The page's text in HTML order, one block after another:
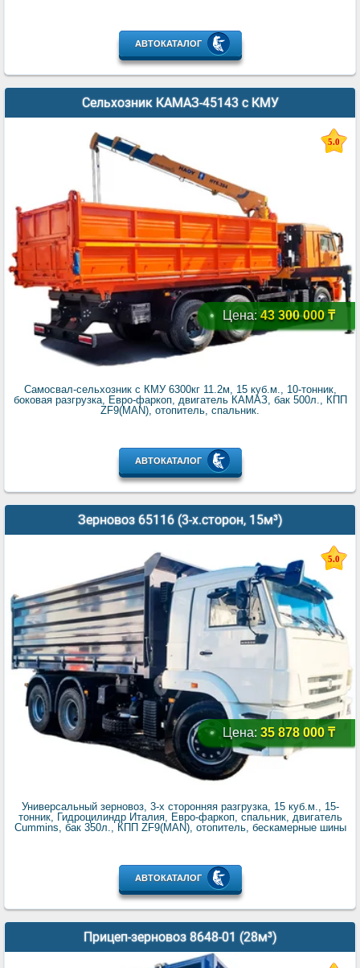
АВТОКАТАЛОГ
Сельхозник КАМАЗ-45143 с КМУ
5.0
Цена:43 300 000 ₸
Самосвал-сельхозник с КМУ 6300кг 11.2м, 15 куб.м., 10-тонник,
боковая разгрузка, Евро-фаркоп, двигатель КАМАЗ, бак 500л., КПП
ZF9(MAN), отопитель, спальник.
АВТОКАТАЛОГ
Зерновоз 65116 (3-х.сторон, 15м³)
5.0
Цена: 35 878 000 ₸
Универсальный зерновоз, 3-х сторонняя разгрузка, 15 куб.м., 15-
тонник, Гидроцилиндр Италия, Евро-фаркоп, спальник, двигатель
Cummins, бак 350л., КПП ZF9(MAN), отопитель, бескамерные шины
АВТОКАТАЛОГ
Прицеп-зерновоз 8648-01 (28м³)